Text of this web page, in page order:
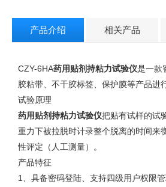
产品介绍 相关产品
CZY-6HA药用贴剂持粘力试验仪是一款
胶粘带、不干胶标签、保护膜等产品进
试验原理
药用贴剂持粘力试验仪把贴有试样的试
重力下被拉脱时计录整个脱离的时间来
性评定（人工测量）。
产品特征
1、具备密码登陆、支持四级用户权限